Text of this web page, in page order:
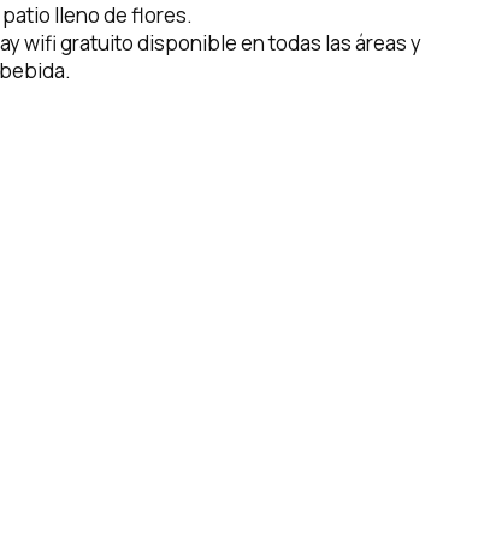
lleno de flores.
wifi gratuito disponible en todas las áreas y